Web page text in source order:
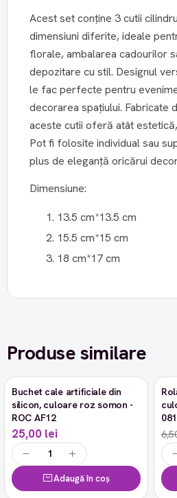
Acest set conține 3 cutii
dimensiuni diferite, ideale
florale, ambalarea cadourilor
depozitare cu stil. Designul
le fac perfecte pentru
decorarea spațiului. Fabricate
aceste cutii oferă atât
Pot fi folosite individual sau
plus de eleganță oricărui
Dimensiune:
13.5 cm*13.5 cm
15.5 cm*15 cm
18 cm*17 cm
Produse similare
Buchet cale artificiale din
silicon, culoare roz somon -
ROC AF12
25,00 lei
Adaugă în coș
-